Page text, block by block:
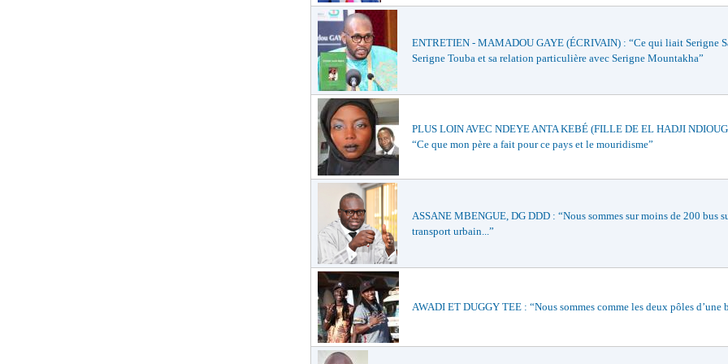
ENTRETIEN - MAMADOU GAYE (ÉCRIVAIN) : “Ce qui liait Serigne
Serigne Touba et sa relation particulière avec Serigne Mountakha”
PLUS LOIN AVEC NDEYE ANTA KEBÉ (FILLE DE EL HADJI
“Ce que mon père a fait pour ce pays et le mouridisme”
ASSANE MBENGUE, DG DDD : “Nous sommes sur moins de 200 bus
transport urbain...”
AWADI ET DUGGY TEE : “Nous sommes comme les deux pôles d’une